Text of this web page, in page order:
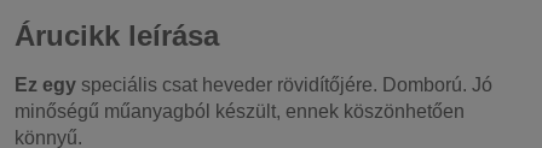
Árucikk leírása
Ez egy speciális csat heveder rövidítőjére. Domború. Jó
minőségű műanyagból készült, ennek köszönhetően
könnyű.